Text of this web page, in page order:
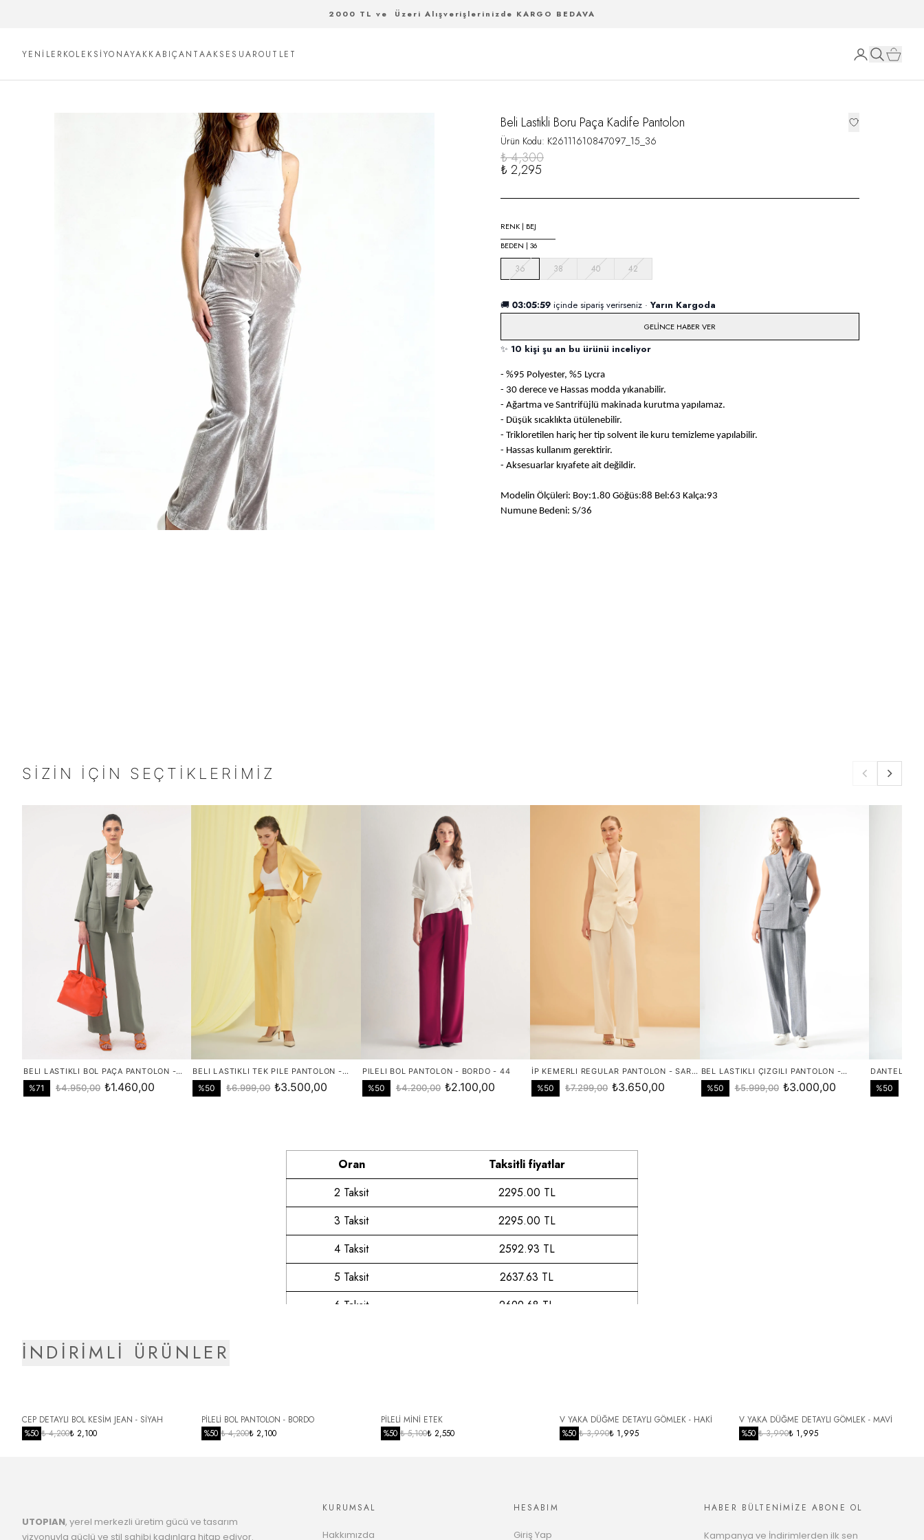
2000 TL ve Üzeri Alışverişlerinizde KARGO BEDAVA
YENİLERKOLEKSİYONAYAKKABIÇANTAAKSESUAROUTLET
Beli Lastikli Boru Paça Kadife Pantolon
Ürün Kodu: K26111610847097_15_36
₺ 4,300
₺ 2,295
RENK | BEJ
BEDEN | 36
36 38 40 42
🚚 03:05:59 içinde sipariş verirseniz · Yarın Kargoda
GELINCE HABER VER
✨ 10 kişi şu an bu ürünü inceliyor
- %95 Polyester, %5 Lycra
- 30 derece ve Hassas modda yıkanabilir.
- Ağartma ve Santrifüjlü makinada kurutma yapılamaz.
- Düşük sıcaklıkta ütülenebilir.
- Trikloretilen hariç her tip solvent ile kuru temizleme yapılabilir.
- Hassas kullanım gerektirir.
- Aksesuarlar kıyafete ait değildir.
Modelin Ölçüleri: Boy:1.80 Göğüs:88 Bel:63 Kalça:93
Numune Bedeni: S/36
Oran
Taksitli fiyatlar
2 Taksit
2295.00 TL
3 Taksit
2295.00 TL
4 Taksit
2592.93 TL
5 Taksit
2637.63 TL
6 Taksit
2699.68 TL
İNDİRİMLİ ÜRÜNLER
CEP DETAYLI BOL KESİM JEAN - SİYAH
%50 ₺ 4,200₺ 2,100
PİLELİ BOL PANTOLON - BORDO
%50 ₺ 4,200₺ 2,100
PİLELİ MİNİ ETEK
%50 ₺ 5,100₺ 2,550
V YAKA DÜĞME DETAYLI GÖMLEK - HAKİ
%50 ₺ 3,990₺ 1,995
V YAKA DÜĞME DETAYLI GÖMLEK - MAVİ
%50 ₺ 3,990₺ 1,995
UTOPIAN, yerel merkezli üretim gücü ve tasarım
vizyonuyla güçlü ve stil sahibi kadınlara hitap ediyor.
KURUMSAL
Hakkımızda
HESABIM
Giriş Yap
HABER BÜLTENİMİZE ABONE OL
Kampanya ve İndirimlerden ilk sen